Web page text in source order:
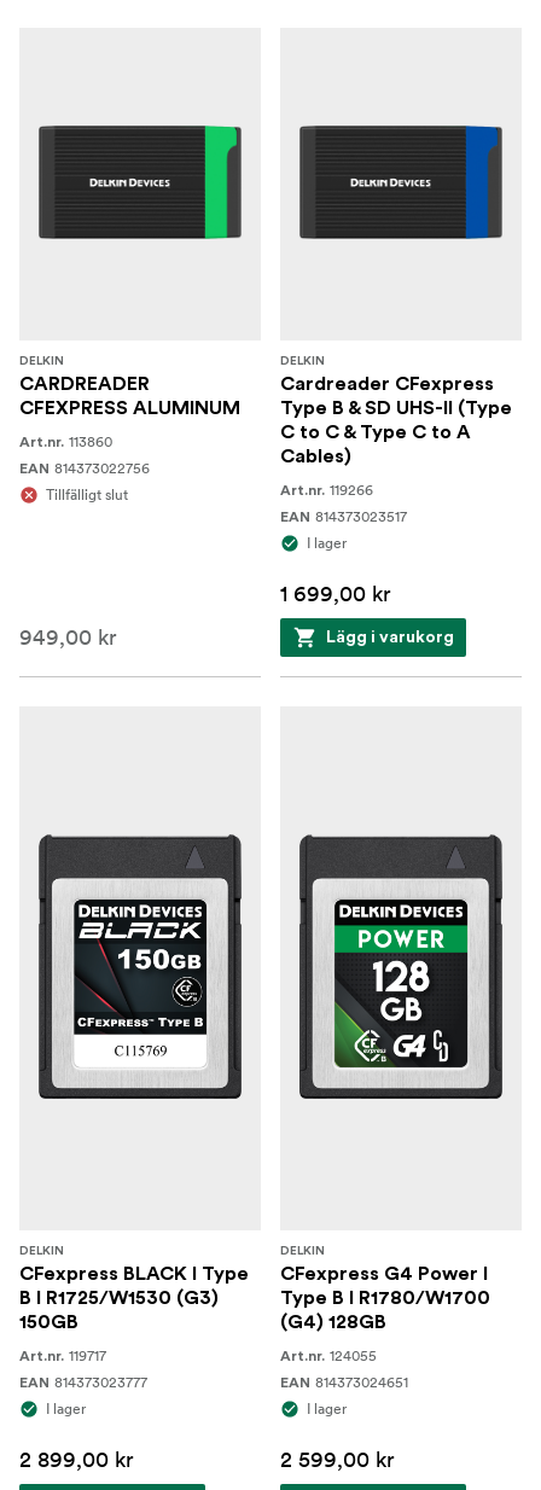
DELKIN
CARDREADER
CFEXPRESS ALUMINUM
Art.nr. 113860
EAN 814373022756
Tillfälligt slut
949,00 kr
DELKIN
Cardreader CFexpress
Type B & SD UHS-II (Type
C to C & Type C to A
Cables)
Art.nr. 119266
EAN 814373023517
I lager
1 699,00 kr
Lägg i varukorg
DELKIN
CFexpress BLACK I Type
B I R1725/W1530 (G3)
150GB
Art.nr. 119717
EAN 814373023777
I lager
2 899,00 kr
DELKIN
CFexpress G4 Power I
Type B I R1780/W1700
(G4) 128GB
Art.nr. 124055
EAN 814373024651
I lager
2 599,00 kr